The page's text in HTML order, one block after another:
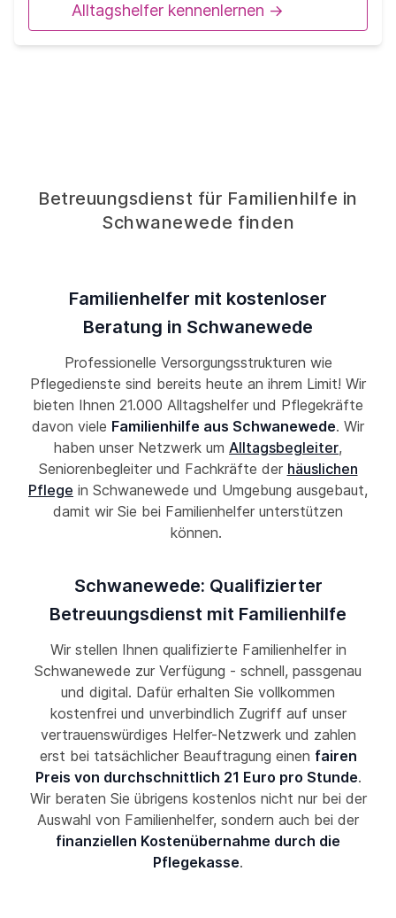
Alltagshelfer kennenlernen ->
Betreuungsdienst für Familienhilfe in
Schwanewede finden
Familienhelfer mit kostenloser
Beratung in Schwanewede
Professionelle Versorgungsstrukturen wie
Pflegedienste sind bereits heute an ihrem Limit! Wir
bieten Ihnen 21.000 Alltagshelfer und Pflegekräfte
davon viele Familienhilfe aus Schwanewede. Wir
haben unser Netzwerk um Alltagsbegleiter,
Seniorenbegleiter und Fachkräfte der häuslichen
Pflege in Schwanewede und Umgebung ausgebaut,
damit wir Sie bei Familienhelfer unterstützen
können.
Schwanewede: Qualifizierter
Betreuungsdienst mit Familienhilfe
Wir stellen Ihnen qualifizierte Familienhelfer in
Schwanewede zur Verfügung - schnell, passgenau
und digital. Dafür erhalten Sie vollkommen
kostenfrei und unverbindlich Zugriff auf unser
vertrauenswürdiges Helfer-Netzwerk und zahlen
erst bei tatsächlicher Beauftragung einen fairen
Preis von durchschnittlich 21 Euro pro Stunde.
Wir beraten Sie übrigens kostenlos nicht nur bei der
Auswahl von Familienhelfer, sondern auch bei der
finanziellen Kostenübernahme durch die
Pflegekasse.